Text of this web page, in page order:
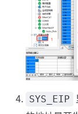
SYS_EIP